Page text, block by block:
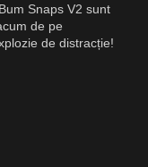
Snaps V2 sunt
de pe
de distracție!